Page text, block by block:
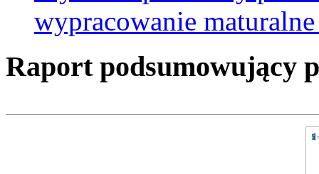
wypracowanie
Raport podsumowujący